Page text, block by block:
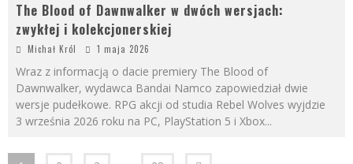
The Blood of Dawnwalker w dwóch wersjach:
zwykłej i kolekcjonerskiej
Michał Król 1 maja 2026
Wraz z informacją o dacie premiery The Blood of
Dawnwalker, wydawca Bandai Namco zapowiedział dwie
wersje pudełkowe. RPG akcji od studia Rebel Wolves wyjdzie
3 września 2026 roku na PC, PlayStation 5 i Xbox...